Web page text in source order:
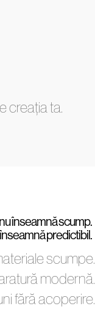
creația ta.
înseamnă scump.
predictibil.
scumpe.
modernă.
fără acoperire.